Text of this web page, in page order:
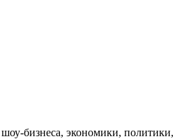
бизнеса, экономики,